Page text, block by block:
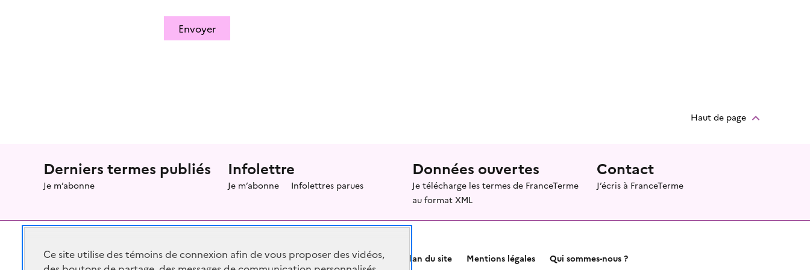
Envoyer
Haut de page
Menu prefooter
Derniers termes publiés
Je m’abonne
Infolettre
Je m’abonne Infolettres parues
Données ouvertes
Je télécharge les termes de FranceTerme
au format XML
Contact
J’écris à FranceTerme
Plan du site Mentions légales Qui sommes-nous ?
Ce site utilise des témoins de connexion afin de vous proposer des vidéos,